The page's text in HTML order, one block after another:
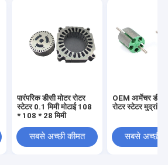
पारंपरिक डीसी मोटर रोटर
स्टेटर 0.1 मिमी मोटाई 108
* 108 * 28 मिमी
सबसे अच्छी कीमत
OEM आर्मेचर डीसी
रोटर स्टेटर
सबसे अच्छी